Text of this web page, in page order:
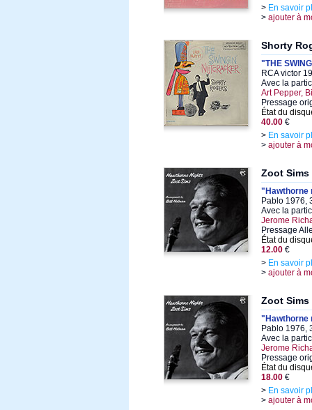
> En savoir
> ajouter à
Shorty
"THE
RCA victor
Avec la
Art Pepper,
Pressage
État du
40.00 €
> En savoir
> ajouter à
Zoot Sims
"Hawthorne
Pablo 1976,
Avec la
Jerome
Pressage
État du
12.00 €
> En savoir
> ajouter à
Zoot Sims
"Hawthorne
Pablo 1976,
Avec la
Jerome
Pressage
État du
18.00 €
> En savoir
> ajouter à